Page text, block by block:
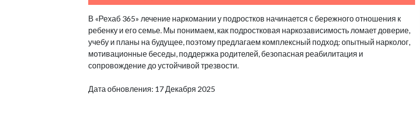
В «Рехаб 365» лечение наркомании у подростков начинается с бережного отношения к
ребенку и его семье. Мы понимаем, как подростковая наркозависимость ломает доверие,
учебу и планы на будущее, поэтому предлагаем комплексный подход: опытный нарколог,
мотивационные беседы, поддержка родителей, безопасная реабилитация и
сопровождение до устойчивой трезвости.
Дата обновления: 17 Декабря 2025